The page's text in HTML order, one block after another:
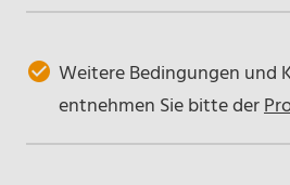
Weitere Bedingungen und
entnehmen Sie bitte der